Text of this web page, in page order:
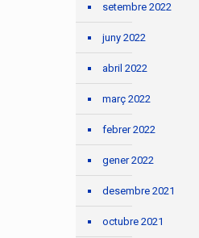
setembre 2022
juny 2022
abril 2022
març 2022
febrer 2022
gener 2022
desembre 2021
octubre 2021